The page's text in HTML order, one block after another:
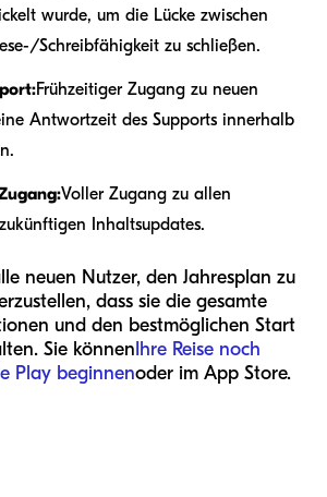
wurde, um die Lücke zwischen
Schreibfähigkeit zu schließen.
Frühzeitiger Zugang zu neuen
Antwortzeit des Supports innerhalb
Voller Zugang zu allen
Inhaltsupdates.
neuen Nutzer, den Jahresplan zu
dass sie die gesamte
und den bestmöglichen Start
Sie könnenIhre Reise noch
Play beginnenoder im App Store.